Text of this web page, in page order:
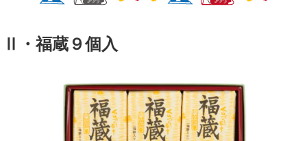
Ⅱ・福蔵９個入